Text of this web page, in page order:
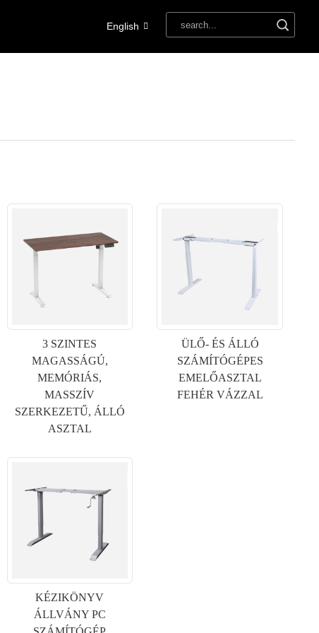
English
3 SZINTES
MAGASSÁGÚ,
MEMÓRIÁS,
MASSZÍV
SZERKEZETŰ, ÁLLÓ
ASZTAL
ÜLŐ- ÉS ÁLLÓ
SZÁMÍTÓGÉPES
EMELŐASZTAL
FEHÉR VÁZZAL
KÉZIKÖNYV
ÁLLVÁNY PC